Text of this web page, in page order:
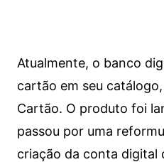
Atualmente, o banco
cartão em seu
Cartão. O produto foi
passou por uma
criação da conta digital